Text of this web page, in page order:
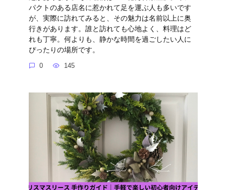
パクトのある店名に惹かれて足を運ぶ人も多いです
が、実際に訪れてみると、その魅力は名前以上に奥
行きがあります。誰と訪れても心地よく、料理はど
れも丁寧。何よりも、静かな時間を過ごしたい人に
ぴったりの場所です。
0 145